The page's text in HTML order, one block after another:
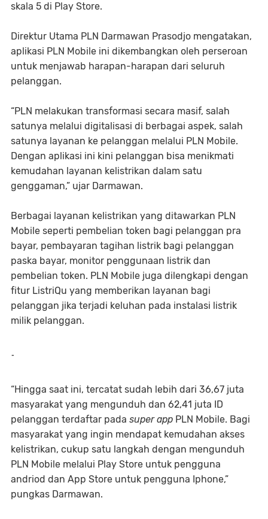
skala 5 di Play Store.
Direktur Utama PLN Darmawan Prasodjo mengatakan,
aplikasi PLN Mobile ini dikembangkan oleh perseroan
untuk menjawab harapan-harapan dari seluruh
pelanggan.
“PLN melakukan transformasi secara masif, salah
satunya melalui digitalisasi di berbagai aspek, salah
satunya layanan ke pelanggan melalui PLN Mobile.
Dengan aplikasi ini kini pelanggan bisa menikmati
kemudahan layanan kelistrikan dalam satu
genggaman,” ujar Darmawan.
Berbagai layanan kelistrikan yang ditawarkan PLN
Mobile seperti pembelian token bagi pelanggan pra
bayar, pembayaran tagihan listrik bagi pelanggan
paska bayar, monitor penggunaan listrik dan
pembelian token. PLN Mobile juga dilengkapi dengan
fitur ListriQu yang memberikan layanan bagi
pelanggan jika terjadi keluhan pada instalasi listrik
milik pelanggan.
-
“Hingga saat ini, tercatat sudah lebih dari 36,67 juta
masyarakat yang mengunduh dan 62,41 juta ID
pelanggan terdaftar pada super app PLN Mobile. Bagi
masyarakat yang ingin mendapat kemudahan akses
kelistrikan, cukup satu langkah dengan mengunduh
PLN Mobile melalui Play Store untuk pengguna
andriod dan App Store untuk pengguna Iphone,”
pungkas Darmawan.